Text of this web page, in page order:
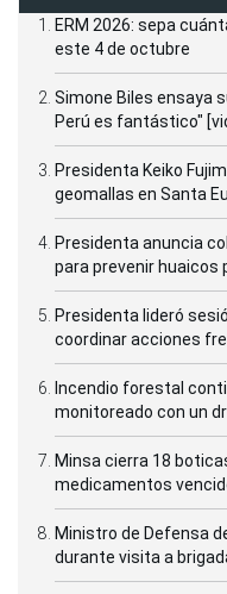
ERM 2026: sepa
este 4 de octubre
Simone Biles ensaya
Perú es fantástico"
Presidenta Keiko
geomallas en Santa
Presidenta anuncia
para prevenir huaicos
Presidenta lideró
coordinar acciones
Incendio forestal
monitoreado con un
Minsa cierra 18
medicamentos
Ministro de Defensa
durante visita a